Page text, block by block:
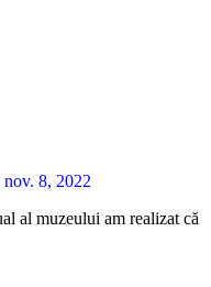
nov. 8, 2022